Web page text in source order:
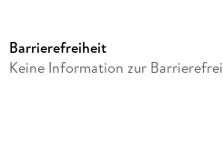
Autor/Autorin
Barrierefreiheit
Keine Information zur